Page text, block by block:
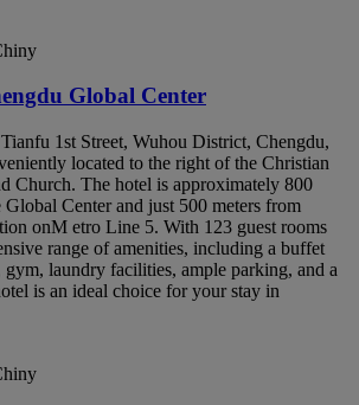
Global Center
1st Street, Wuhou District, Chengdu,
located to the right of the Christian
Church. The hotel is approximately 800
Global Center and just 500 meters from
onM etro Line 5. With 123 guest rooms
range of amenities, including a buffet
gym, laundry facilities, ample parking, and a
is an ideal choice for your stay in